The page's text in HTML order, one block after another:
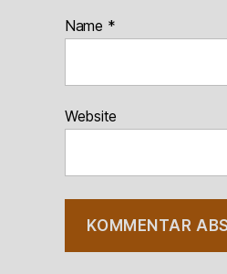
Name *
Website